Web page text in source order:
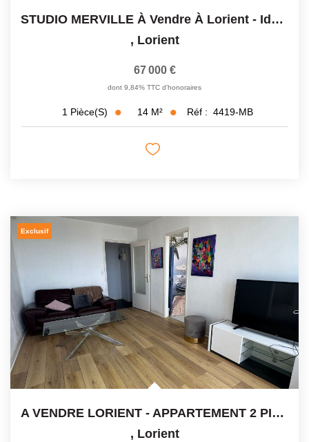
STUDIO MERVILLE À Vendre À Lorient - Idéal Investisseur
, Lorient
67 000 €
dont 9,84% TTC d'honoraires
1 Pièce(s) 14 M² Réf : 4419-MB
Exclusif
A VENDRE LORIENT - APPARTEMENT 2 PIECES 51 M2 - ASCENSEUR -...
, Lorient